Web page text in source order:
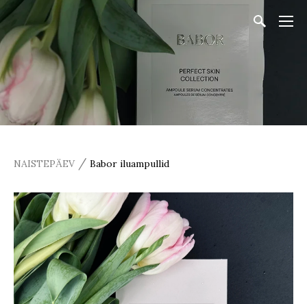
NAISTEPÄEV / Babor iluampullid